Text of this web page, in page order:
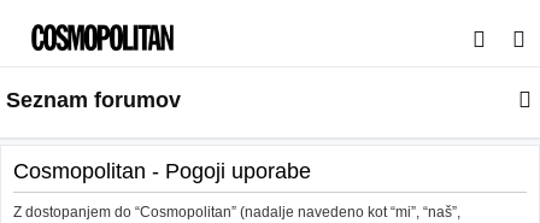
s
a
j
Seznam forumov
Cosmopolitan - Pogoji uporabe
Z dostopanjem do “Cosmopolitan” (nadalje navedeno kot “mi”, “naš”,